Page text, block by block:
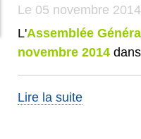
Le 05 novembre
L'Assemblée
novembre 2014
Lire la suite